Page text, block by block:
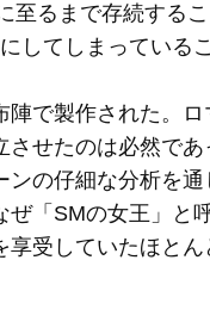
至るまで存続する
してしまっている
で製作された。
せたのは必然で
の仔細な分析を
「SMの女王」と
受していたほと